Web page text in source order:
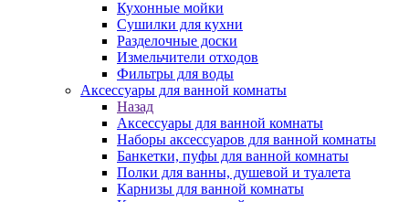
Кухонные мойки
Сушилки для кухни
Разделочные доски
Измельчители отходов
Фильтры для воды
Аксессуары для ванной комнаты
Назад
Аксессуары для ванной комнаты
Наборы аксессуаров для ванной комнаты
Банкетки, пуфы для ванной комнаты
Полки для ванны, душевой и туалета
Карнизы для ванной комнаты